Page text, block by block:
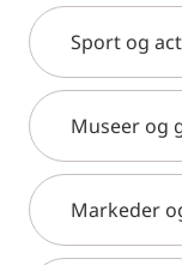
Sport og
Museer og
Markeder